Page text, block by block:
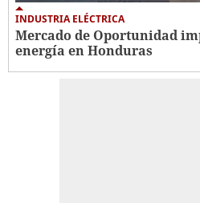
INDUSTRIA ELÉCTRICA
Mercado de Oportunidad
energía en Honduras